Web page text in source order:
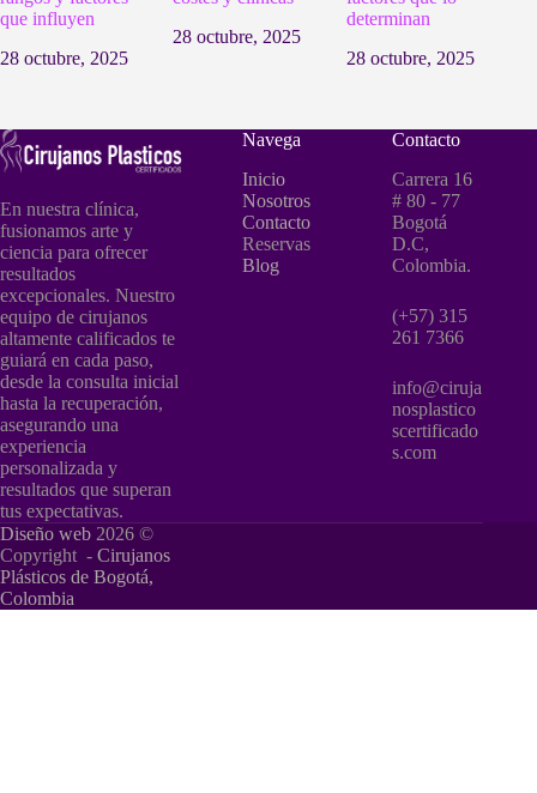
que influyen
28 octubre, 2025
28 octubre, 2025
determinan
28 octubre, 2025
En nuestra clínica,
fusionamos arte y
ciencia para ofrecer
resultados
excepcionales. Nuestro
equipo de cirujanos
altamente calificados te
guiará en cada paso,
desde la consulta inicial
hasta la recuperación,
asegurando una
experiencia
personalizada y
resultados que superan
tus expectativas.
Navega
Inicio
Nosotros
Contacto
Reservas
Blog
Contacto
Carrera 16
# 80 - 77
Bogotá
D.C,
Colombia.
(+57) 315
261 7366
info@ciruja
nosplastico
scertificado
s.com
Diseño web 2026 ©
Copyright - Cirujanos
Plásticos de Bogotá,
Colombia